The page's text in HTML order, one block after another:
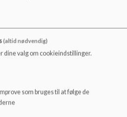
inkluderende planlægning af
og praktikforløb.
i undervisningen, så
del af læringsforløbene
i god tid om formål, indhold
(altid nødvendig)
dine valg om cookieindstillinger.
som bruges til at følge de